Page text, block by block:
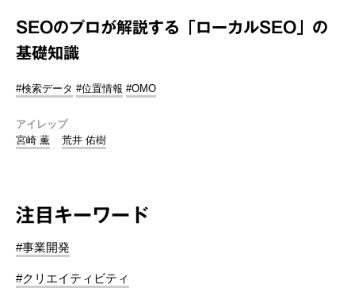
SEOのプロが解説する「ローカルSEO」の
基礎知識
#検索データ #位置情報 #OMO
アイレップ
宮崎 薫
荒井 佑樹
注目キーワード
#事業開発
#クリエイティビティ